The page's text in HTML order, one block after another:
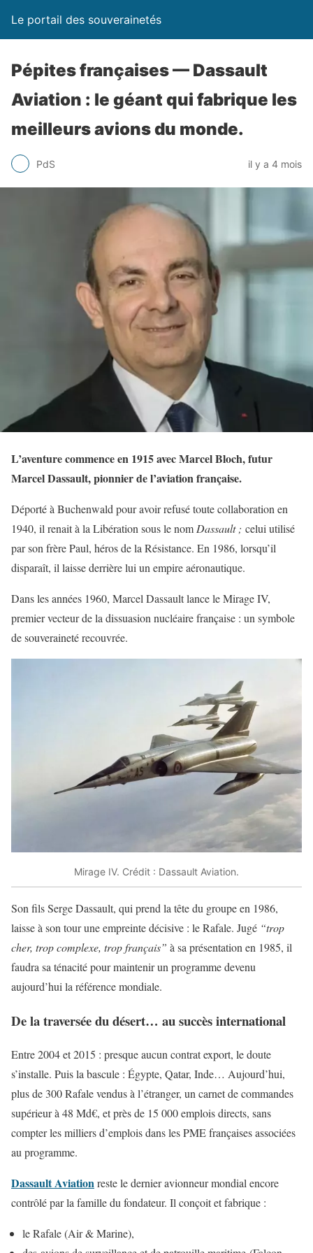
Le portail des souverainetés
Pépites françaises — Dassault
Aviation : le géant qui fabrique les
meilleurs avions du monde.
PdS il y a 4 mois
L’aventure commence en 1915 avec Marcel Bloch, futur
Marcel Dassault, pionnier de l’aviation française.
Déporté à Buchenwald pour avoir refusé toute collaboration en
1940, il renait à la Libération sous le nom Dassault ; celui utilisé
par son frère Paul, héros de la Résistance. En 1986, lorsqu’il
disparaît, il laisse derrière lui un empire aéronautique.
Dans les années 1960, Marcel Dassault lance le Mirage IV,
premier vecteur de la dissuasion nucléaire française : un symbole
de souveraineté recouvrée.
Mirage IV. Crédit : Dassault Aviation.
Son fils Serge Dassault, qui prend la tête du groupe en 1986,
laisse à son tour une empreinte décisive : le Rafale. Jugé “trop
cher, trop complexe, trop français” à sa présentation en 1985, il
faudra sa ténacité pour maintenir un programme devenu
aujourd’hui la référence mondiale.
De la traversée du désert… au succès international
Entre 2004 et 2015 : presque aucun contrat export, le doute
s’installe. Puis la bascule : Égypte, Qatar, Inde… Aujourd’hui,
plus de 300 Rafale vendus à l’étranger, un carnet de commandes
supérieur à 48 Md€, et près de 15 000 emplois directs, sans
compter les milliers d’emplois dans les PME françaises associées
au programme.
Dassault Aviationreste le dernier avionneur mondial encore
contrôlé par la famille du fondateur. Il conçoit et fabrique :
le Rafale (Air & Marine),